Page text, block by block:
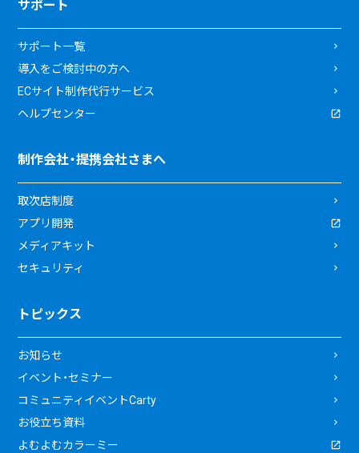
サポート
サポート一覧
導入をご検討中の方へ
ECサイト制作代行サービス
ヘルプセンター
制作会社・提携会社さまへ
取次店制度
アプリ開発
メディアキット
セキュリティ
トピックス
お知らせ
イベント・セミナー
コミュニティイベントCarty
お役立ち資料
よむよむカラーミー